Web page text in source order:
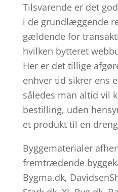
Tilsvarende er det
i de grundlæggende
gældende for
hvilken bytteret
Her er det tillige
enhver tid sikrer ens
således man altid vil
bestilling, uden
et produkt til en
Byggematerialer
fremtrædende
Bygma.dk,